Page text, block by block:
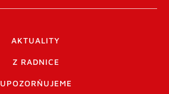
AKTUALITY
Z RADNICE
UPOZORŇUJEME